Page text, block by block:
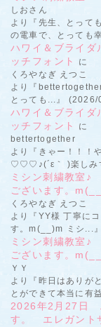
しおさん
より『先生、とって
の電車で、とっても
ハワイ＆ブライ
ッチフォント
に
くろやなぎ えつこ
より『bettertogether
とっても...』
ハワイ＆ブライ
ッチフォント
に
bettertogether
より『きゃー！！！
♡♡♡♪(´ε｀ )楽しみ
ミシン刺繍教室♪
ございます。
くろやなぎ えつこ
より『YY様 丁寧に
す。m(__)m ミシ...
ミシン刺繍教室♪
ございます。
ＹＹ
より『昨日はありが
とができて本当に
2026年2月27日
す。 エレガント